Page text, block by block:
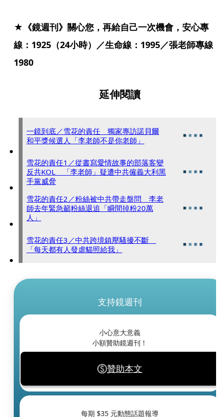
★《鏡週刊》關心您，再給自己一次機會，安心專
線：1925（24小時）／生命線：1995／張老師專線
1980
延伸閱讀
一鏡到底／雪花的責任 獨家專訪諾貝爾
和平獎候選人「李老師不是你老師」
雪花的責任1／從書寫愛情故事的部落客變
反共KOL 「李老師」疑遭中共僱義大利黑
手黨威脅
雪花的責任2／粉絲被中共帶走盤問 李老
師去年緊急籲粉絲退追「瞬間掉粉20萬
人」
雪花的責任3／中共跨境鎮壓騷擾不斷
「每天都有人發虐貓照給我」
支持鏡週刊
小心意大意義
小額贊助鏡週刊！
贊助本文
每期 $35 元動態話題報導